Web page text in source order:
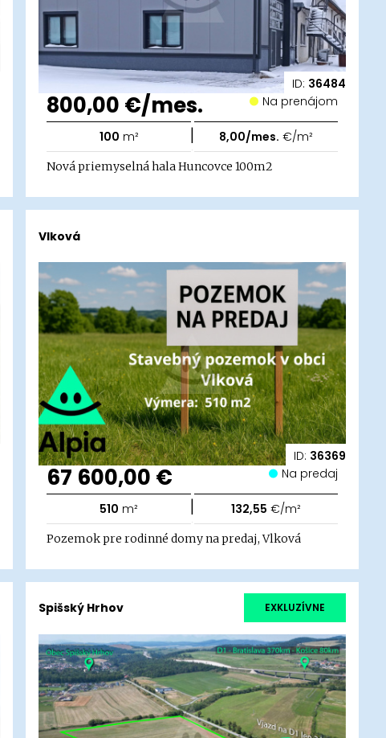
ID: 36484
800,00 €/mes. Na prenájom
100 m² | 8,00/mes. €/m²
Nová priemyselná hala Huncovce 100m2
ID: 36369
Vlková
67 600,00 € Na predaj
510 m² | 132,55 €/m²
Pozemok pre rodinné domy na predaj, Vlková
Spišský Hrhov EXKLUZÍVNE